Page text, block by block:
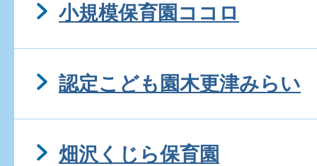
小規模保育園ココロ
認定こども園木更津みらい
畑沢くじら保育園